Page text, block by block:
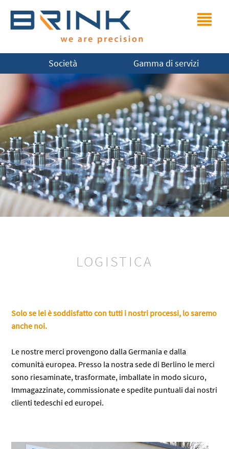
Società Gamma di servizi
LOGISTICA
Solo se lei è soddisfatto con tutti i nostri processi, lo saremo
anche noi.
Le nostre merci provengono dalla Germania e dalla
comunità europea. Presso la nostra sede di Berlino le merci
sono riesaminate, trasformate, imballate in modo sicuro,
Immagazzinate, commissionate e spedite puntuali dai nostri
clienti tedeschi ed europei.